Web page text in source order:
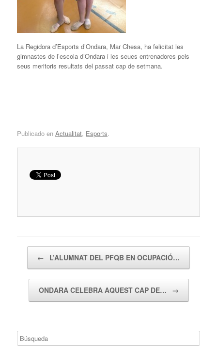
La Regidora d’Esports d’Ondara, Mar Chesa, ha felicitat les
gimnastes de l’escola d’Ondara i les seues entrenadores pels
seus meritoris resultats del passat cap de setmana.
Publicado en Actualitat, Esports.
← L’ALUMNAT DEL PFQB EN OCUPACIÓ…
ONDARA CELEBRA AQUEST CAP DE… →